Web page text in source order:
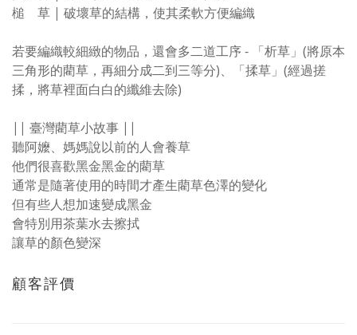
槌 草 | 破壞草的結構，使其柔軟方便編織
若要編織較細緻的物品，還會多二道工序 - 「析草」(將原本
三角形的藺草，再細分成二到三等分)、「揉草」(經過搓
揉，將草裡面白白的纖維去除)
|| 臺灣藺草小故事 ||
聽阿嬤、媽媽說以前的人會養草
他們很喜歡黑金黑金的藺草
通常是隨著使用的時間才產生藺草色澤的變化
但有些人想加速變成黑金
會特別用茶葉水去擦拭
讓草的顏色變深
顧客評價